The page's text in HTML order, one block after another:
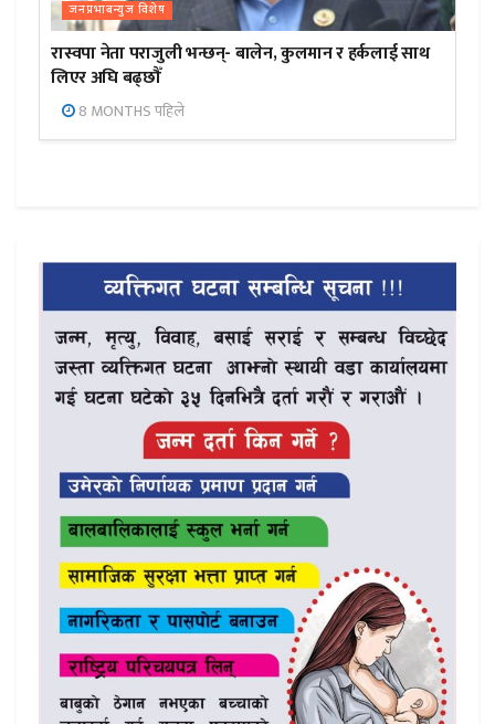
जनप्रभाबन्युज विशेष
रास्वपा नेता पराजुली भन्छन्- बालेन, कुलमान र हर्कलाई साथ
लिएर अघि बढ्छौँ
8 MONTHS पहिले